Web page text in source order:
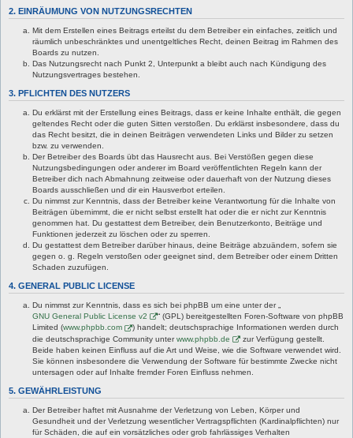
2. EINRÄUMUNG VON NUTZUNGSRECHTEN
Mit dem Erstellen eines Beitrags erteilst du dem Betreiber ein einfaches, zeitlich und
räumlich unbeschränktes und unentgeltliches Recht, deinen Beitrag im Rahmen des
Boards zu nutzen.
Das Nutzungsrecht nach Punkt 2, Unterpunkt a bleibt auch nach Kündigung des
Nutzungsvertrages bestehen.
3. PFLICHTEN DES NUTZERS
Du erklärst mit der Erstellung eines Beitrags, dass er keine Inhalte enthält, die gegen
geltendes Recht oder die guten Sitten verstoßen. Du erklärst insbesondere, dass du
das Recht besitzt, die in deinen Beiträgen verwendeten Links und Bilder zu setzen
bzw. zu verwenden.
Der Betreiber des Boards übt das Hausrecht aus. Bei Verstößen gegen diese
Nutzungsbedingungen oder anderer im Board veröffentlichten Regeln kann der
Betreiber dich nach Abmahnung zeitweise oder dauerhaft von der Nutzung dieses
Boards ausschließen und dir ein Hausverbot erteilen.
Du nimmst zur Kenntnis, dass der Betreiber keine Verantwortung für die Inhalte von
Beiträgen übernimmt, die er nicht selbst erstellt hat oder die er nicht zur Kenntnis
genommen hat. Du gestattest dem Betreiber, dein Benutzerkonto, Beiträge und
Funktionen jederzeit zu löschen oder zu sperren.
Du gestattest dem Betreiber darüber hinaus, deine Beiträge abzuändern, sofern sie
gegen o. g. Regeln verstoßen oder geeignet sind, dem Betreiber oder einem Dritten
Schaden zuzufügen.
4. GENERAL PUBLIC LICENSE
Du nimmst zur Kenntnis, dass es sich bei phpBB um eine unter der „
GNU General Public License v2
“ (GPL) bereitgestellten Foren-Software von phpBB
Limited (www.phpbb.com
) handelt; deutschsprachige Informationen werden durch
die deutschsprachige Community unterwww.phpbb.de
zur Verfügung gestellt.
Beide haben keinen Einfluss auf die Art und Weise, wie die Software verwendet wird.
Sie können insbesondere die Verwendung der Software für bestimmte Zwecke nicht
untersagen oder auf Inhalte fremder Foren Einfluss nehmen.
5. GEWÄHRLEISTUNG
Der Betreiber haftet mit Ausnahme der Verletzung von Leben, Körper und
Gesundheit und der Verletzung wesentlicher Vertragspflichten (Kardinalpflichten) nur
für Schäden, die auf ein vorsätzliches oder grob fahrlässiges Verhalten